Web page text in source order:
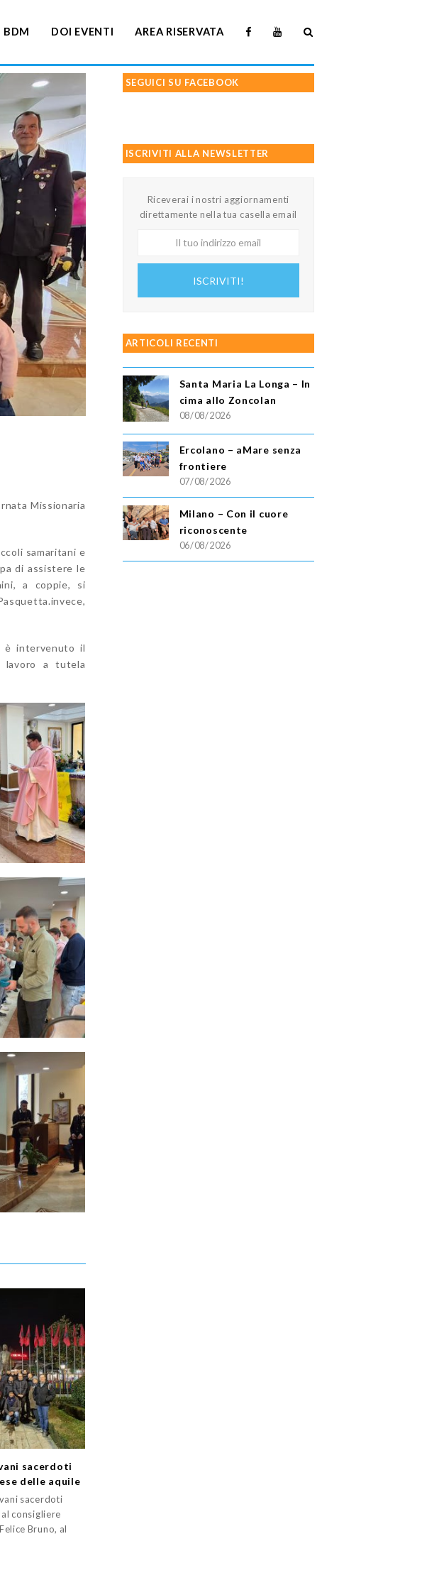
BDM DOI EVENTI AREA RISERVATA
Missionaria
samaritani e
di assistere le
a coppie, si
è intervenuto il
lavoro a tutela
sacerdoti
delle aquile
sacerdoti
consigliere
Bruno, al
SEGUICI SU FACEBOOK
ISCRIVITI ALLA NEWSLETTER
Riceverai i nostri aggiornamenti
direttamente nella tua casella email
ISCRIVITI!
ARTICOLI RECENTI
Santa Maria La Longa – In
cima allo Zoncolan
08/08/2026
Ercolano – aMare senza
frontiere
07/08/2026
Milano – Con il cuore
riconoscente
06/08/2026